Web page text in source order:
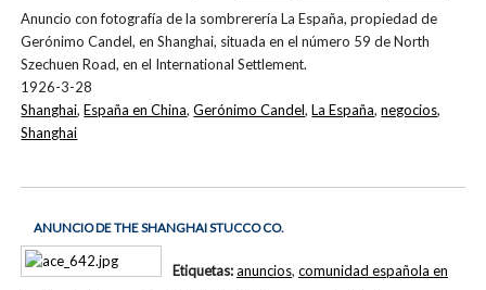
Anuncio con fotografía de la sombrerería La España, propiedad de
Gerónimo Candel, en Shanghai, situada en el número 59 de North
Szechuen Road, en el International Settlement.
1926-3-28
Shanghai,España en China,Gerónimo Candel,La España,negocios,
Shanghai
ANUNCIO DE THE SHANGHAI STUCCO CO.
Etiquetas:anuncios, comunidad española en